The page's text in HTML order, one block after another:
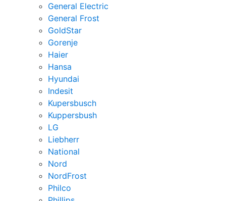
General Electric
General Frost
GoldStar
Gorenje
Haier
Hansa
Hyundai
Indesit
Kupersbusch
Kuppersbush
LG
Liebherr
National
Nord
NordFrost
Philco